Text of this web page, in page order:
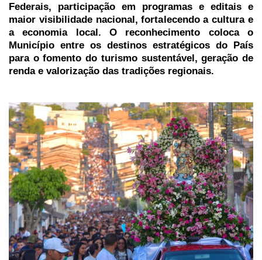
Federais, participação em programas e editais e
maior visibilidade nacional, fortalecendo a cultura e
a economia local. O reconhecimento coloca o
Município entre os destinos estratégicos do País
para o fomento do turismo sustentável, geração de
renda e valorização das tradições regionais.